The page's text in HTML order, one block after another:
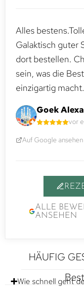
Alles
Galaktisch guter
dort bestellen.
sein, was die
einzigartig
Goek
vor
Auf Google ansehen
ALLE
ANSEHEN
HÄUFIG
Wie schnell geht